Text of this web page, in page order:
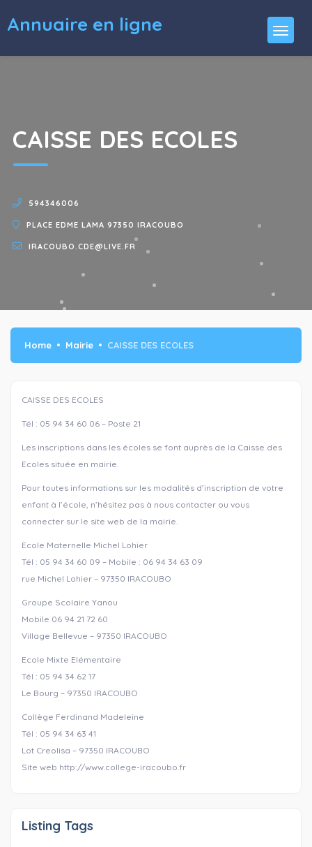
Annuaire en ligne
CAISSE DES ECOLES
594346006
PLACE EDME LAMA 97350 IRACOUBO
IRACOUBO.CDE@LIVE.FR
Home Mairie CAISSE DES ECOLES
CAISSE DES ECOLES
Tél : 05 94 34 60 06 – Poste 21
Les inscriptions dans les écoles se font auprès de la Caisse des
Ecoles située en mairie.
Pour toutes informations sur les modalités d’inscription de votre
enfant à l’école, n’hésitez pas à nous contacter ou vous
connecter sur le site web de la mairie.
Ecole Maternelle Michel Lohier
Tél : 05 94 34 60 09 – Mobile : 06 94 34 63 09
rue Michel Lohier – 97350 IRACOUBO
Groupe Scolaire Yanou
Mobile 06 94 21 72 60
Village Bellevue – 97350 IRACOUBO
Ecole Mixte Elémentaire
Tél : 05 94 34 62 17
Le Bourg – 97350 IRACOUBO
Collège Ferdinand Madeleine
Tél : 05 94 34 63 41
Lot Creolisa – 97350 IRACOUBO
Site web http://www.college-iracoubo.fr
Listing Tags